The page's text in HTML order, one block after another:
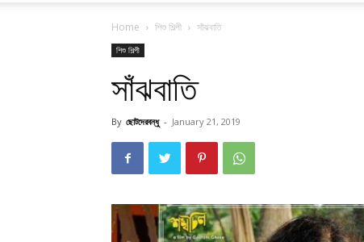
Home শিশু শিল্পী সাঁঝবাতি
শিশু শিল্পী
সাঁঝবাতি
By ছোটদেরবন্ধু - January 21, 2019